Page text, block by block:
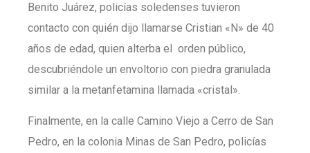
Benito Juárez, policías soledenses tuvieron
contacto con quién dijo llamarse Cristian «N» de 40
años de edad, quien alterba el
orden público,
descubriéndole un envoltorio con piedra granulada
similar a la metanfetamina llamada «cristal».
Finalmente, en la calle Camino Viejo a Cerro de San
Pedro, en la colonia Minas de San Pedro, policías